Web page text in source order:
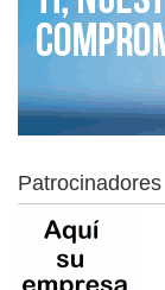
Patrocinadores